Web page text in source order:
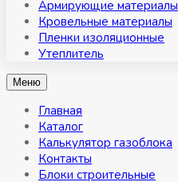
Армирующие материалы
Кровельные материалы
Пленки изоляционные
Утеплитель
Меню
Главная
Каталог
Калькулятор газоблока
Контакты
Блоки строительные